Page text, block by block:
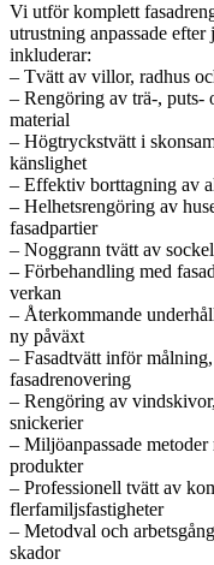
Vi utför komplett
utrustning anpassade
inkluderar:
– Tvätt av villor, radhus
– Rengöring av trä-, puts-
material
– Högtryckstvätt i
känslighet
– Effektiv borttagning av
– Helhetsrengöring av
fasadpartier
– Noggrann tvätt av
– Förbehandling med
verkan
– Återkommande
ny påväxt
– Fasadtvätt inför
fasadrenovering
– Rengöring av
snickerier
– Miljöanpassade
produkter
– Professionell tvätt av
flerfamiljsfastigheter
– Metodval och
skador